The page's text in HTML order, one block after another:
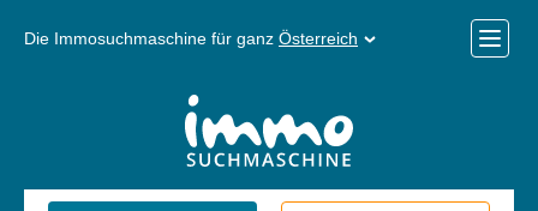
Die Immosuchmaschine für ganz Österreich
Menü